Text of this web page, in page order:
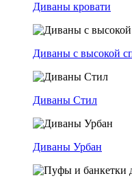
Диваны кровати
Диваны с высокой
Диваны Стил
Диваны Урбан